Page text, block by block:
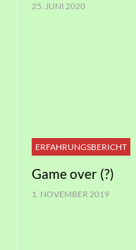
25. JUNI 2020
ERFAHRUNGSBERICHT
Game over (?)
1. NOVEMBER 2019